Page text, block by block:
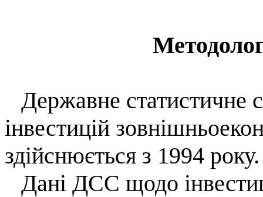
Державне
інвестицій
здійснюється з 1994 року.
Дані ДСС щодо